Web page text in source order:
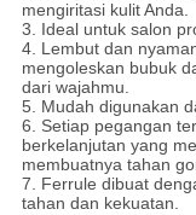
mengiritasi kulit Anda.
3. Ideal untuk salon
4. Lembut dan
mengoleskan bubuk
dari wajahmu.
5. Mudah digunakan
6. Setiap pegangan
berkelanjutan yang
membuatnya tahan
7. Ferrule dibuat
tahan dan kekuatan.